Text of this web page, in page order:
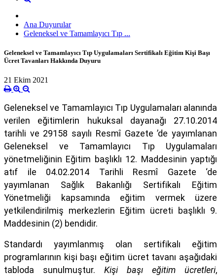
Ana Duyurular
Geleneksel ve Tamamlayıcı Tıp ...
Geleneksel ve Tamamlayıcı Tıp Uygulamaları Sertifikalı Eğitim Kişi Başı
Ücret Tavanları Hakkında Duyuru
21 Ekim 2021
Geleneksel ve Tamamlayıcı Tıp Uygulamaları alanında
verilen eğitimlerin hukuksal dayanağı 27.10.2014
tarihli ve 29158 sayılı Resmî Gazete ’de yayımlanan
Geleneksel ve Tamamlayıcı Tıp Uygulamaları
yönetmeliğinin Eğitim başlıklı 12. Maddesinin yaptığı
atıf ile 04.02.2014 Tarihli Resmî Gazete ‘de
yayımlanan Sağlık Bakanlığı Sertifikalı Eğitim
Yönetmeliği kapsamında eğitim vermek üzere
yetkilendirilmiş merkezlerin Eğitim ücreti başlıklı 9.
Maddesinin (2) bendidir.
Standardı yayımlanmış olan sertifikalı eğitim
programlarının kişi başı eğitim ücret tavanı aşağıdaki
tabloda sunulmuştur. Kişi başı eğitim ücretleri,